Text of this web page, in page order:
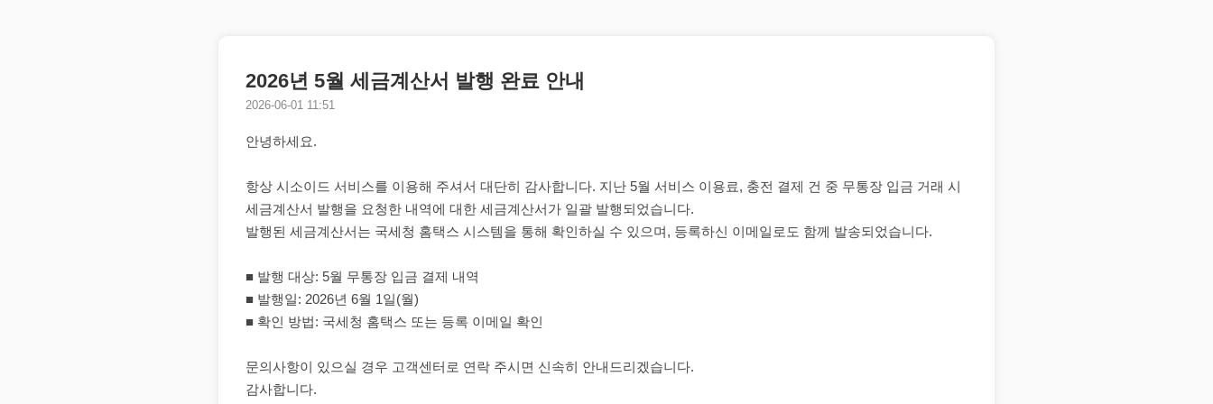
2026년 5월 세금계산서 발행 완료 안내
2026-06-01 11:51
안녕하세요.
항상 시소이드 서비스를 이용해 주셔서 대단히 감사합니다. 지난 5월 서비스 이용료, 충전 결제 건 중 무통장 입금 거래 시
세금계산서 발행을 요청한 내역에 대한 세금계산서가 일괄 발행되었습니다.
발행된 세금계산서는 국세청 홈택스 시스템을 통해 확인하실 수 있으며, 등록하신 이메일로도 함께 발송되었습니다.
■ 발행 대상: 5월 무통장 입금 결제 내역
■ 발행일: 2026년 6월 1일(월)
■ 확인 방법: 국세청 홈택스 또는 등록 이메일 확인
문의사항이 있으실 경우 고객센터로 연락 주시면 신속히 안내드리겠습니다.
감사합니다.